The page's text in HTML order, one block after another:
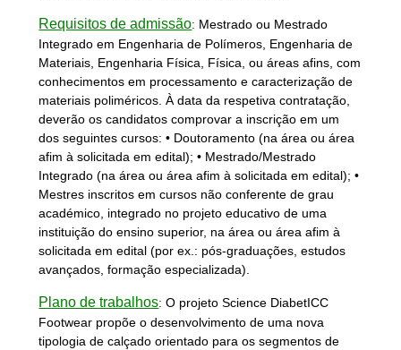
Requisitos de admissão: Mestrado ou Mestrado
Integrado em Engenharia de Polímeros, Engenharia de
Materiais, Engenharia Física, Física, ou áreas afins, com
conhecimentos em processamento e caracterização de
materiais poliméricos. À data da respetiva contratação,
deverão os candidatos comprovar a inscrição em um
dos seguintes cursos: • Doutoramento (na área ou área
afim à solicitada em edital); • Mestrado/Mestrado
Integrado (na área ou área afim à solicitada em edital); •
Mestres inscritos em cursos não conferente de grau
académico, integrado no projeto educativo de uma
instituição do ensino superior, na área ou área afim à
solicitada em edital (por ex.: pós-graduações, estudos
avançados, formação especializada).
Plano de trabalhos:O projeto Science DiabetICC
Footwear propõe o desenvolvimento de uma nova
tipologia de calçado orientado para os segmentos de